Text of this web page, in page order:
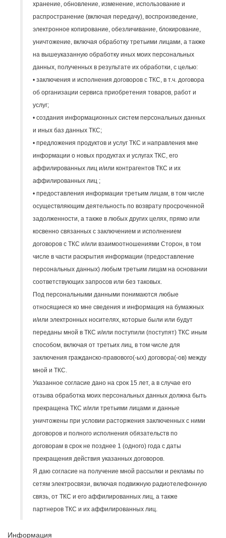
хранение, обновление, изменение, использование и
распространение (включая передачу), воспроизведение,
электронное копирование, обезличивание, блокирование,
уничтожение, включая обработку третьими лицами, а также
на вышеуказанную обработку иных моих персональных
данных, полученных в результате их обработки, с целью:
• заключения и исполнения договоров с ТКС, в т.ч. договора
об организации сервиса приобретения товаров, работ и
услуг;
• создания информационных систем персональных данных
и иных баз данных ТКС;
• предложения продуктов и услуг ТКС и направления мне
информации о новых продуктах и услугах ТКС, его
аффилированных лиц и/или контрагентов ТКС и их
аффилированных лиц ;
• предоставления информации третьим лицам, в том числе
осуществляющим деятельность по возврату просроченной
задолженности, а также в любых других целях, прямо или
косвенно связанных с заключением и исполнением
договоров с ТКС и/или взаимоотношениями Сторон, в том
числе в части раскрытия информации (предоставление
персональных данных) любым третьим лицам на основании
соответствующих запросов или без таковых.
Под персональными данными понимаются любые
относящиеся ко мне сведения и информация на бумажных
и/или электронных носителях, которые были или будут
переданы мной в ТКС и/или поступили (поступят) ТКС иным
способом, включая от третьих лиц, в том числе для
заключения гражданско-правового(-ых) договора(-ов) между
мной и ТКС.
Указанное согласие дано на срок 15 лет, а в случае его
отзыва обработка моих персональных данных должна быть
прекращена ТКС и/или третьими лицами и данные
уничтожены при условии расторжения заключенных с ними
договоров и полного исполнения обязательств по
договорам в срок не позднее 1 (одного) года с даты
прекращения действия указанных договоров.
Я даю согласие на получение мной рассылки и рекламы по
сетям электросвязи, включая подвижную радиотелефонную
связь, от ТКС и его аффилированных лиц, а также
партнеров ТКС и их аффилированных лиц.
Информация